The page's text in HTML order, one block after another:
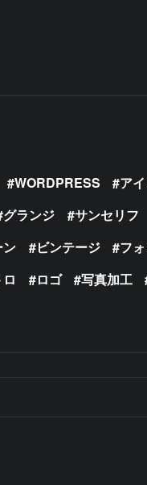
WORDPRESS ア
グランジ サンセリフ
ン ビンテージ フ
ロゴ 写真加工